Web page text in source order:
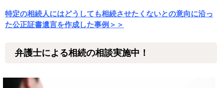
特定の相続人にはどうしても相続させたくないとの意向に沿っ
た公正証書遺言を作成した事例＞＞
弁護士による相続の相談実施中！